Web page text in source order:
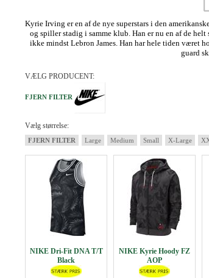
Kyrie Irving er en af de nye superstars i den
og spiller stadig i samme klub. Han er nu en af de
ikke mindst Lebron James. Han har hele tiden været
guard
VÆLG PRODUCENT:
FJERN FILTER
Vælg størrelse:
FJERN FILTER Large Medium Small X-Large
NIKE Dri-Fit DNA T/T
Black
NIKE Kyrie Hoody FZ
AOP